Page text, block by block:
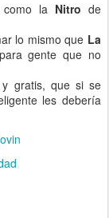
la Nitro de
lo mismo que La
gente que no
gratis, que si se
les debería